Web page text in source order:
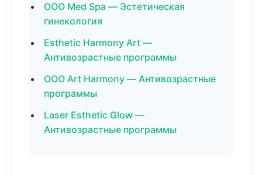
ООО Med Spa — Эстетическая
гинекология
Esthetic Harmony Art —
Антивозрастные программы
ООО Art Harmony — Антивозрастные
программы
Laser Esthetic Glow —
Антивозрастные программы